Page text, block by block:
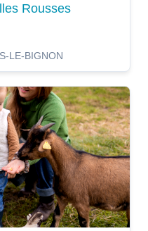
Rousses
LE-BIGNON